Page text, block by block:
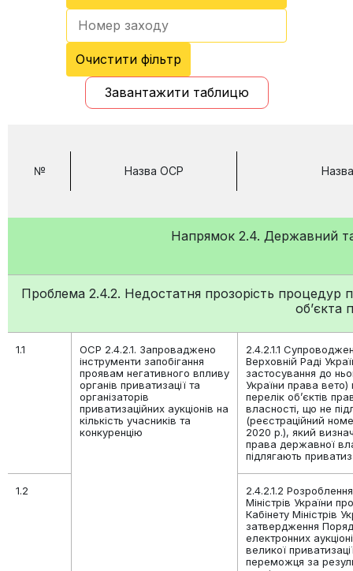
Очистити фільтр
Завантажити таблицю
№ Назва ОСР
Напрямок 2.4. Державний
Проблема 2.4.2. Недостатня прозорість процедур
об’єкта
1.1
ОСР 2.4.2.1. Запроваджено
інструменти запобігання
проявам негативного впливу
органів приватизації та
організаторів
приватизаційних аукціонів на
кількість учасників та
конкуренцію
2.4.2.1.1
Верховній Раді
застосування до
України права
перелік об’єктів
власності, що не
(реєстраційний
2020 р.), який
права державної
підлягають
1.2
2.4.2.1.2
Міністрів України
Кабінету Міністрів
затвердження
електронних
великої
переможця за